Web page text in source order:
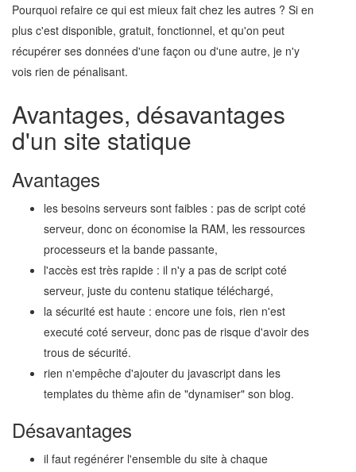
Pourquoi refaire ce qui est mieux fait chez les autres ? Si en
plus c'est disponible, gratuit, fonctionnel, et qu'on peut
récupérer ses données d'une façon ou d'une autre, je n'y
vois rien de pénalisant.
Avantages, désavantages
d'un site statique
Avantages
les besoins serveurs sont faibles : pas de script coté
serveur, donc on économise la RAM, les ressources
processeurs et la bande passante,
l'accès est très rapide : il n'y a pas de script coté
serveur, juste du contenu statique téléchargé,
la sécurité est haute : encore une fois, rien n'est
executé coté serveur, donc pas de risque d'avoir des
trous de sécurité.
rien n'empêche d'ajouter du javascript dans les
templates du thème afin de "dynamiser" son blog.
Désavantages
il faut regénérer l'ensemble du site à chaque